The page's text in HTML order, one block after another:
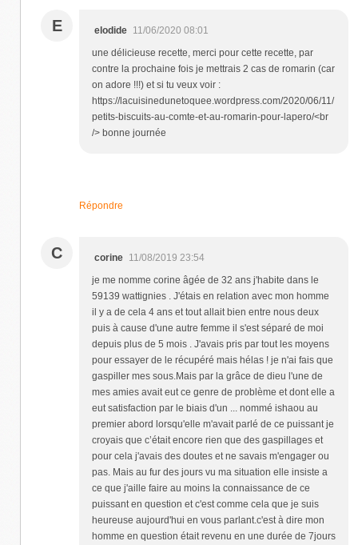
E elodide 11/06/2020 08:01
une délicieuse recette, merci pour cette recette, par
contre la prochaine fois je mettrais 2 cas de romarin (car
on adore !!!) et si tu veux voir :
https://lacuisinedunetoquee.wordpress.com/2020/06/11/
petits-biscuits-au-comte-et-au-romarin-pour-lapero/<br
/> bonne journée
Répondre
C corine 11/08/2019 23:54
je me nomme corine âgée de 32 ans j'habite dans le
59139 wattignies . J'étais en relation avec mon homme
il y a de cela 4 ans et tout allait bien entre nous deux
puis à cause d'une autre femme il s'est séparé de moi
depuis plus de 5 mois . J'avais pris par tout les moyens
pour essayer de le récupéré mais hélas ! je n'ai fais que
gaspiller mes sous.Mais par la grâce de dieu l'une de
mes amies avait eut ce genre de problème et dont elle a
eut satisfaction par le biais d'un ... nommé ishaou au
premier abord lorsqu'elle m'avait parlé de ce puissant je
croyais que c’était encore rien que des gaspillages et
pour cela j'avais des doutes et ne savais m'engager ou
pas. Mais au fur des jours vu ma situation elle insiste a
ce que j'aille faire au moins la connaissance de ce
puissant en question et c'est comme cela que je suis
heureuse aujourd'hui en vous parlant.c'est à dire mon
homme en question était revenu en une durée de 7jours